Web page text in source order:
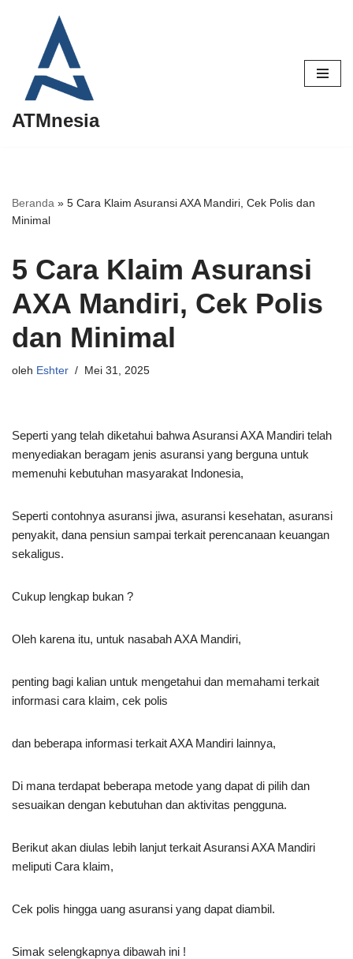
Lompat
konten
ATMnesia
Beranda » 5 Cara Klaim Asuransi AXA Mandiri, Cek Polis dan
Minimal
5 Cara Klaim Asuransi
AXA Mandiri, Cek Polis
dan Minimal
oleh Eshter Mei 31, 2025
Seperti yang telah diketahui bahwa Asuransi AXA Mandiri telah
menyediakan beragam jenis asuransi yang berguna untuk
memenuhi kebutuhan masyarakat Indonesia,
Seperti contohnya asuransi jiwa, asuransi kesehatan, asuransi
penyakit, dana pensiun sampai terkait perencanaan keuangan
sekaligus.
Cukup lengkap bukan ?
Oleh karena itu, untuk nasabah AXA Mandiri,
penting bagi kalian untuk mengetahui dan memahami terkait
informasi cara klaim, cek polis
dan beberapa informasi terkait AXA Mandiri lainnya,
Di mana terdapat beberapa metode yang dapat di pilih dan
sesuaikan dengan kebutuhan dan aktivitas pengguna.
Berikut akan diulas lebih lanjut terkait Asuransi AXA Mandiri
meliputi Cara klaim,
Cek polis hingga uang asuransi yang dapat diambil.
Simak selengkapnya dibawah ini !